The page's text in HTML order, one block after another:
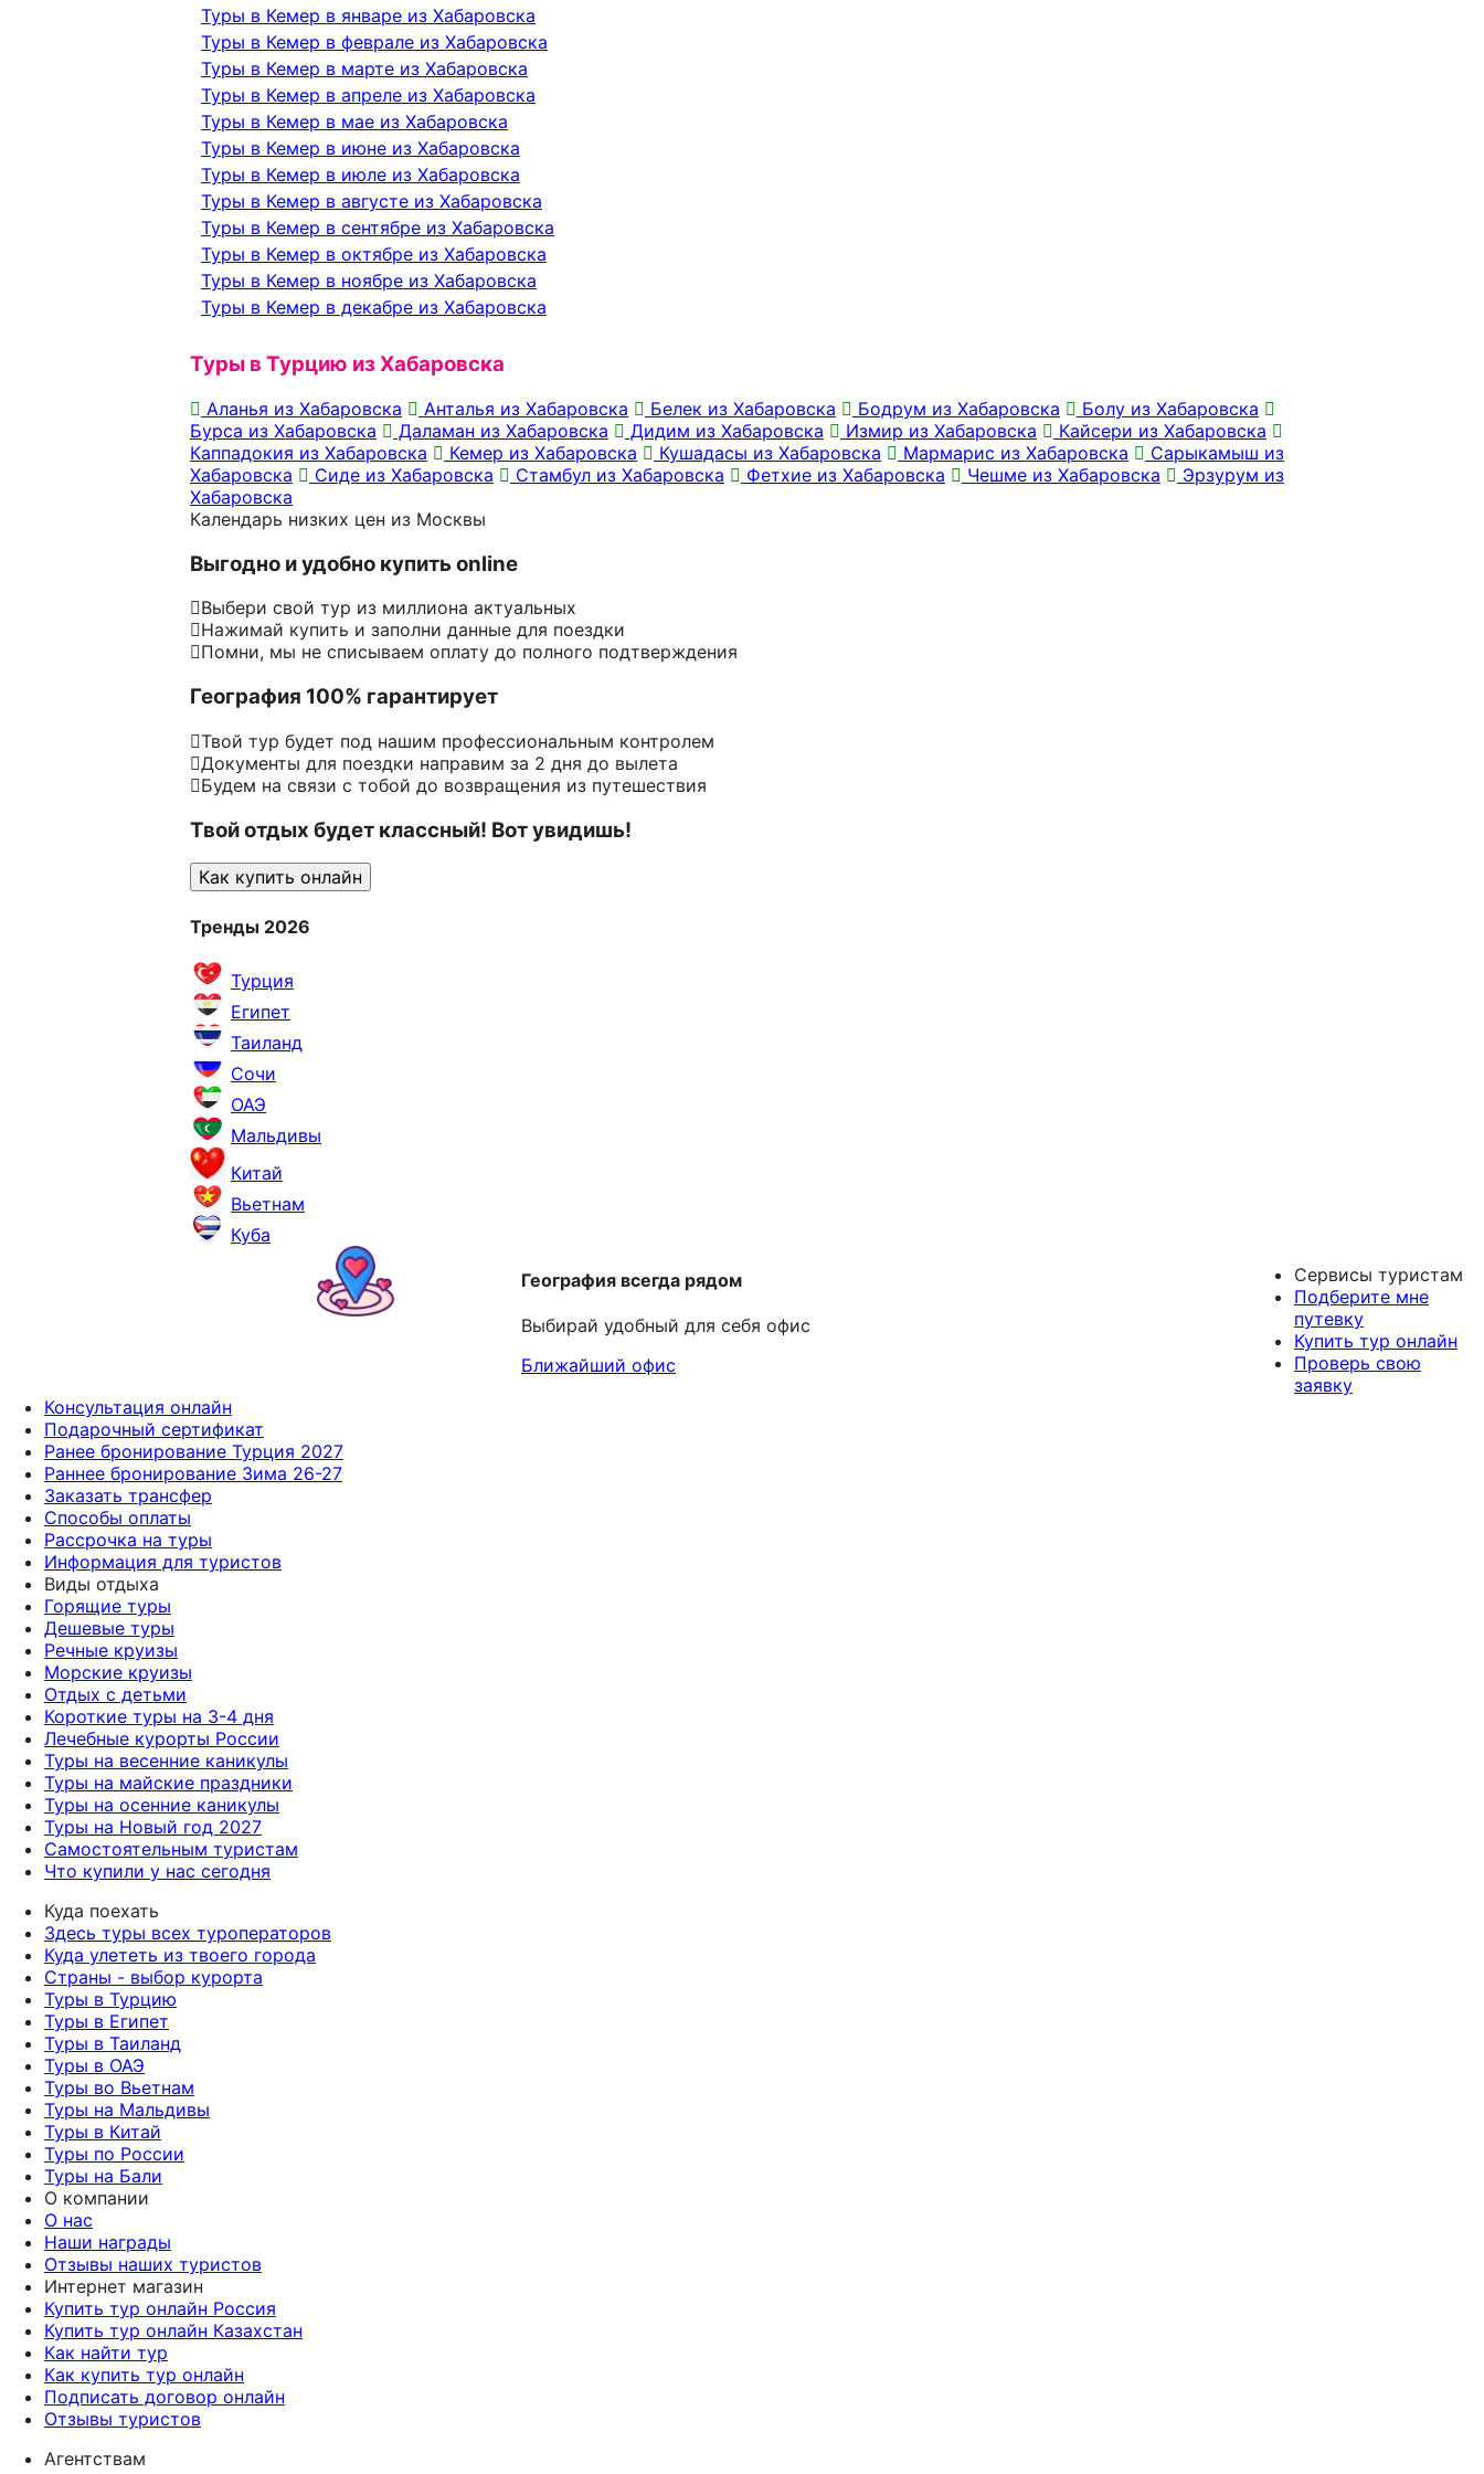
Туры в Кемер в январе из Хабаровска
Туры в Кемер в феврале из Хабаровска
Туры в Кемер в марте из Хабаровска
Туры в Кемер в апреле из Хабаровска
Туры в Кемер в мае из Хабаровска
Туры в Кемер в июне из Хабаровска
Туры в Кемер в июле из Хабаровска
Туры в Кемер в августе из Хабаровска
Туры в Кемер в сентябре из Хабаровска
Туры в Кемер в октябре из Хабаровска
Туры в Кемер в ноябре из Хабаровска
Туры в Кемер в декабре из Хабаровска
Туры в Турцию из Хабаровска
Аланья из Хабаровска Анталья из Хабаровска Белек из Хабаровска Бодрум из Хабаровска
Болу из Хабаровска
Бурса из Хабаровска
Даламан из Хабаровска Дидим из Хабаровска Измир из Хабаровска
Кайсери из Хабаровска
Каппадокия из Хабаровска
Кемер из Хабаровска Кушадасы из Хабаровска Мармарис из Хабаровска
Сарыкамыш из
Хабаровска
Сиде из Хабаровска Стамбул из Хабаровска Фетхие из Хабаровска Чешме из Хабаровска
Эрзурум из
Хабаровска
Календарь низких цен из Москвы
Выгодно и удобно купить online
Выбери свой тур из миллиона актуальных
Нажимай купить и заполни данные для поездки
Помни, мы не списываем оплату до полного подтверждения
География 100% гарантирует
Твой тур будет под нашим профессиональным контролем
Документы для поездки направим за 2 дня до вылета
Будем на связи с тобой до возвращения из путешествия
Твой отдых будет классный! Вот увидишь!
Как купить онлайн
Тренды 2026
Турция
Египет
Таиланд
Сочи
ОАЭ
Мальдивы
Китай
Вьетнам
Куба
География всегда рядом
Выбирай удобный для себя офис
Ближайший офис
Сервисы туристам
Подберите мне
путевку
Купить тур онлайн
Проверь свою
заявку
Консультация онлайн
Подарочный сертификат
Ранее бронирование Турция 2027
Раннее бронирование Зима 26-27
Заказать трансфер
Способы оплаты
Рассрочка на туры
Информация для туристов
Виды отдыха
Горящие туры
Дешевые туры
Речные круизы
Морские круизы
Отдых с детьми
Короткие туры на 3-4 дня
Лечебные курорты России
Туры на весенние каникулы
Туры на майские праздники
Туры на осенние каникулы
Туры на Новый год 2027
Самостоятельным туристам
Что купили у нас сегодня
Куда поехать
Здесь туры всех туроператоров
Куда улететь из твоего города
Страны - выбор курорта
Туры в Турцию
Туры в Египет
Туры в Таиланд
Туры в ОАЭ
Туры во Вьетнам
Туры на Мальдивы
Туры в Китай
Туры по России
Туры на Бали
О компании
О нас
Наши награды
Отзывы наших туристов
Интернет магазин
Купить тур онлайн Россия
Купить тур онлайн Казахстан
Как найти тур
Как купить тур онлайн
Подписать договор онлайн
Отзывы туристов
Агентствам